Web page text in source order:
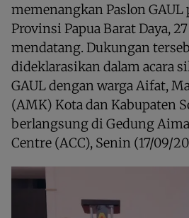
memenangkan Paslon GAUL
Provinsi Papua Barat Daya,
mendatang. Dukungan
dideklarasikan dalam acara
GAUL dengan warga Aifat,
(AMK) Kota dan Kabupaten
berlangsung di Gedung
Centre (ACC), Senin (17/09/